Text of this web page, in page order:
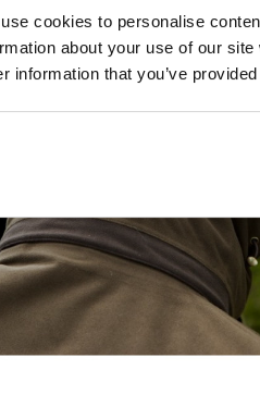
cookies to personalise
about your use of our
information that you’ve